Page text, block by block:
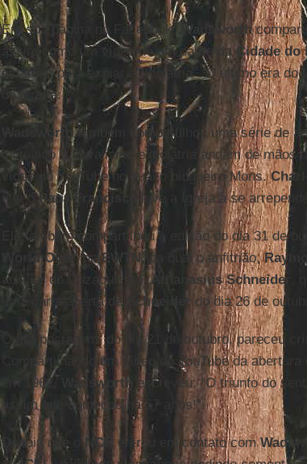
Em sua página no Facebook, Wadsworth
assim como um vídeo de um padre daCidade do
estátuas para expiar a “idolatria”. O último era do
de direita.
Wadsworthtambém compartilhou uma série de
intitulado “Liberalismo e idolatria andam de mãos
vídeo do YouTube no qual o blogueiro Mons.
que oPapa Francisco leve a Igreja a se
Ele também compartilhou a edição do dia 31 de
World Over, daEWTN, na qual o anfitrião,
auxiliar do Cazaquistão,Athanasius Schneider
uma carta aberta de
Schneider do dia 26 de
Outra postagem, do dia 21 de outubro, pareceu
Compartilhando um vídeo do YouTube da abertura
em 1962,
Wadsworth escreveu: “O triunfo do
assim que começou há 57 anos!”.
Depois que o NCR entrou em contato com